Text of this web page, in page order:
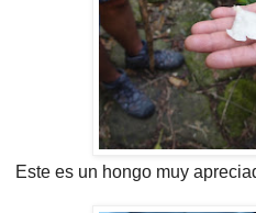
Este es un hongo muy